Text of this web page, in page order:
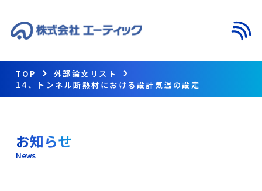
TOP
外部論文リスト
14、トンネル断熱材における設計気温の設定
お知らせ
News